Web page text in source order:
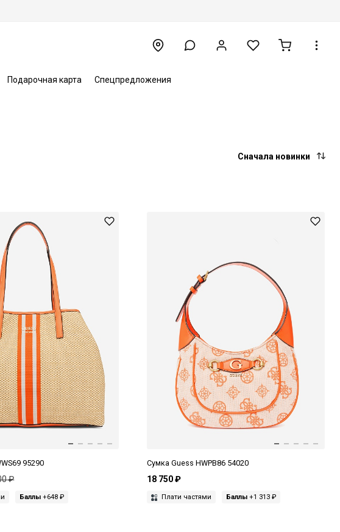
Подарочная карта Спецпредложения
Сначала новинки
95290
₽
Баллы +648 ₽
Сумка Guess HWPB86 54020
18 750 ₽
Плати частями Баллы+1 313 ₽